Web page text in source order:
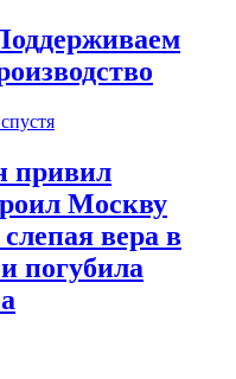
привил
Москву
вера в
погубила